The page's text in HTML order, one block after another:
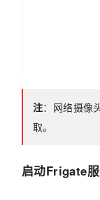
注：网络摄像
取。
启动Frigate